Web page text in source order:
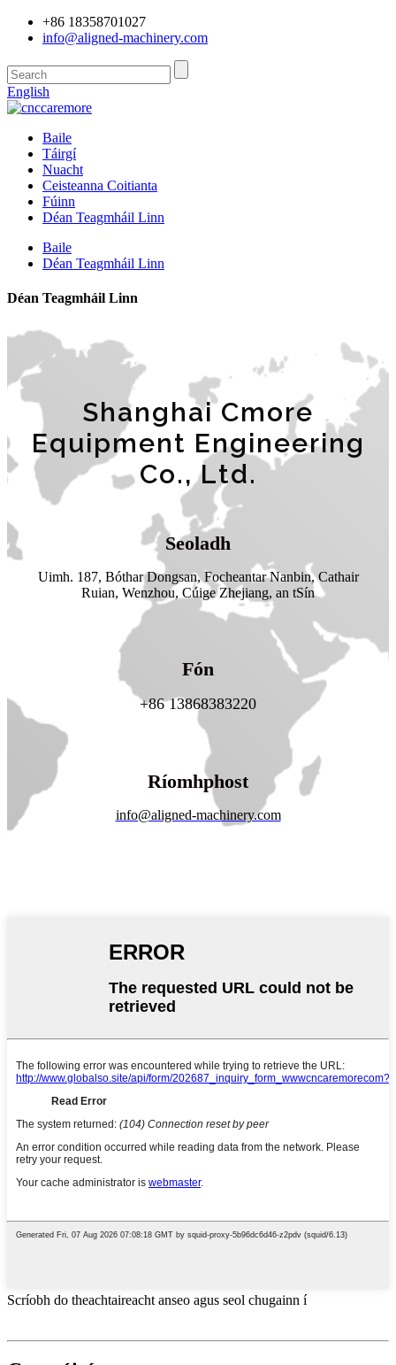
+86 18358701027
info@aligned-machinery.com
English
Baile
Táirgí
Nuacht
Ceisteanna Coitianta
Fúinn
Déan Teagmháil Linn
Baile
Déan Teagmháil Linn
Déan Teagmháil Linn
Shanghai Cmore
Equipment Engineering
Co., Ltd.
Seoladh
Uimh. 187, Bóthar Dongsan, Focheantar Nanbin, Cathair
Ruian, Wenzhou, Cúige Zhejiang, an tSín
Fón
+86 13868383220
Ríomhphost
info@aligned-machinery.com
Scríobh do theachtaireacht anseo agus seol chugainn í